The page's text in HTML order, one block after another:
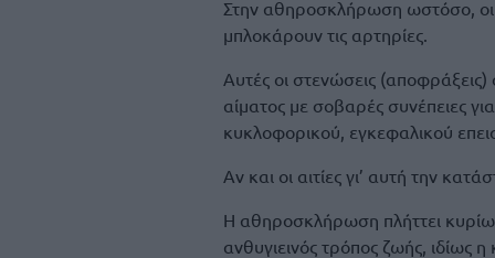
Στην αθηροσκλήρωση ωστόσο, οι
μπλοκάρουν τις αρτηρίες.
Αυτές οι στενώσεις
αίματος με σοβαρές συνέπειες
κυκλοφορικού, εγκεφαλικού
Αν και οι αιτίες γι’ αυτή την
Η αθηροσκλήρωση πλήττει
ανθυγιεινός τρόπος ζωής, ιδίως